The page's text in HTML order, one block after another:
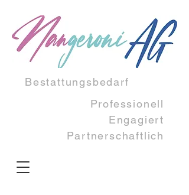
Professionell
Engagiert​
Partnerschaftlich
Bestattungsbedarf